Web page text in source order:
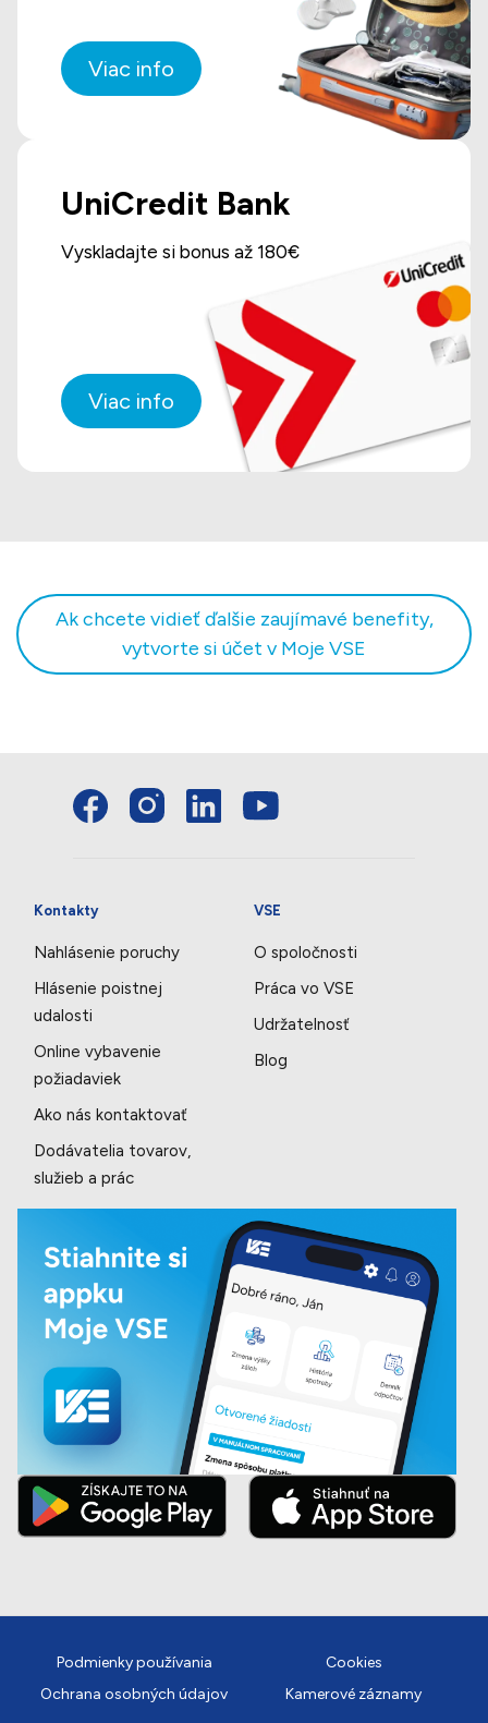
Viac info
UniCredit Bank
Vyskladajte si bonus až 180€
Viac info
Ak chcete vidieť ďalšie zaujímavé benefity,
vytvorte si účet v Moje VSE
Kontakty
Nahlásenie poruchy
Hlásenie poistnej
udalosti
Online vybavenie
požiadaviek
Ako nás kontaktovať
Dodávatelia tovarov,
služieb a prác
VSE
O spoločnosti
Práca vo VSE
Udržatelnosť
Blog
Podmienky používania
Cookies
Ochrana osobných údajov
Kamerové záznamy